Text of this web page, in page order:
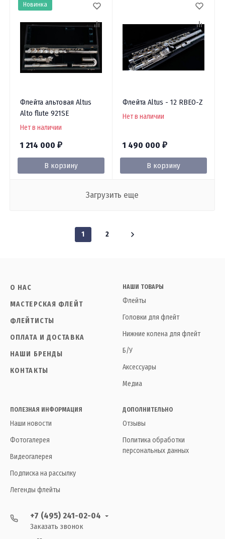
Флейта альтовая Altus
Alto flute 921SE
Нет в наличии
1 214 000 ₽
В корзину
Новинка
Флейта Altus - 12 RBEO-Z
Нет в наличии
1 490 000 ₽
В корзину
Загрузить еще
1 2
О НАС
МАСТЕРСКАЯ ФЛЕЙТ
ФЛЕЙТИСТЫ
ОПЛАТА И ДОСТАВКА
НАШИ БРЕНДЫ
КОНТАКТЫ
НАШИ ТОВАРЫ
Флейты
Головки для флейт
Нижние колена для флейт
Б/У
Аксессуары
Медиа
ПОЛЕЗНАЯ ИНФОРМАЦИЯ
Наши новости
Фотогалерея
Видеогалерея
Подписка на рассылку
Легенды флейты
ДОПОЛНИТЕЛЬНО
Отзывы
Политика обработки
персональных данных
+7 (495) 241-02-04
Заказать звонок